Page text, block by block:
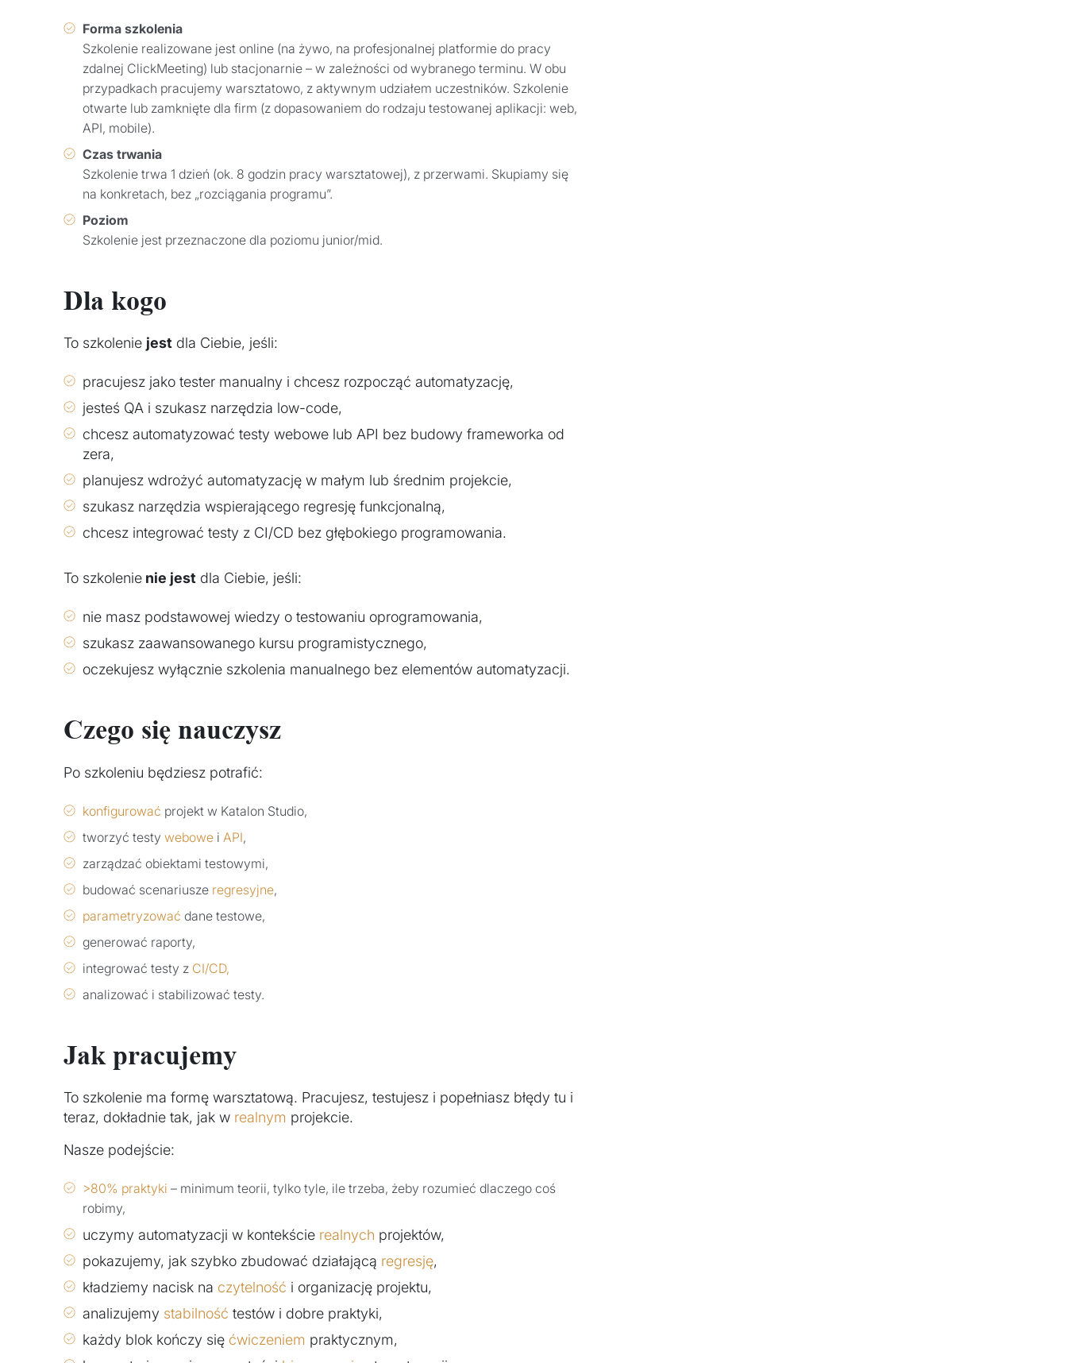
Forma szkolenia
Szkolenie realizowane jest online (na żywo, na profesjonalnej platformie do pracy
zdalnej ClickMeeting) lub stacjonarnie – w zależności od wybranego terminu. W obu
przypadkach pracujemy warsztatowo, z aktywnym udziałem uczestników. Szkolenie
otwarte lub zamknięte dla firm (z dopasowaniem do rodzaju testowanej aplikacji: web,
API, mobile).
Czas trwania
Szkolenie trwa 1 dzień (ok. 8 godzin pracy warsztatowej), z przerwami. Skupiamy się
na konkretach, bez „rozciągania programu”.
Poziom
Szkolenie jest przeznaczone dla poziomu junior/mid.
Dla kogo
To szkolenie jest dla Ciebie, jeśli:
pracujesz jako tester manualny i chcesz rozpocząć automatyzację,
jesteś QA i szukasz narzędzia low-code,
chcesz automatyzować testy webowe lub API bez budowy frameworka od
zera,
planujesz wdrożyć automatyzację w małym lub średnim projekcie,
szukasz narzędzia wspierającego regresję funkcjonalną,
chcesz integrować testy z CI/CD bez głębokiego programowania.
To szkolenie nie jest dla Ciebie, jeśli:
nie masz podstawowej wiedzy o testowaniu oprogramowania,
szukasz zaawansowanego kursu programistycznego,
oczekujesz wyłącznie szkolenia manualnego bez elementów automatyzacji.
Czego się nauczysz
Po szkoleniu będziesz potrafić:
konfigurować projekt w Katalon Studio,
tworzyć testy webowe i API,
zarządzać obiektami testowymi,
budować scenariusze regresyjne,
parametryzować dane testowe,
generować raporty,
integrować testy z CI/CD,
analizować i stabilizować testy.
Jak pracujemy
To szkolenie ma formę warsztatową. Pracujesz, testujesz i popełniasz błędy tu i
teraz, dokładnie tak, jak w realnym projekcie.
Nasze podejście:
>80% praktyki – minimum teorii, tylko tyle, ile trzeba, żeby rozumieć dlaczego coś
robimy,
uczymy automatyzacji w kontekście realnych projektów,
pokazujemy, jak szybko zbudować działającą regresję,
kładziemy nacisk na czytelność i organizację projektu,
analizujemy stabilność testów i dobre praktyki,
każdy blok kończy się ćwiczeniem praktycznym,